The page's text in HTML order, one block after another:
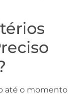
até o momento